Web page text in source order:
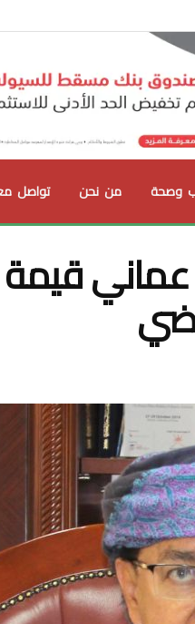
وصحة من نحن تواصل
ريال عماني